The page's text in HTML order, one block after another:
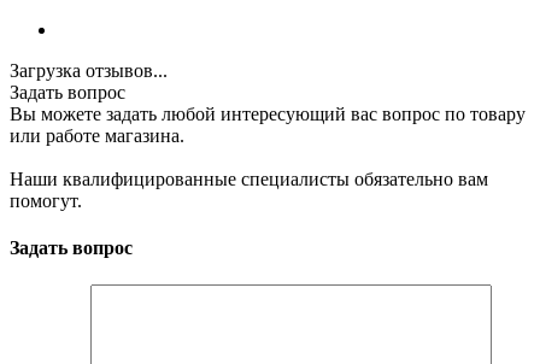
Загрузка отзывов...
Задать вопрос
Вы можете задать любой интересующий вас вопрос по товару
или работе магазина.
Наши квалифицированные специалисты обязательно вам
помогут.
Задать вопрос